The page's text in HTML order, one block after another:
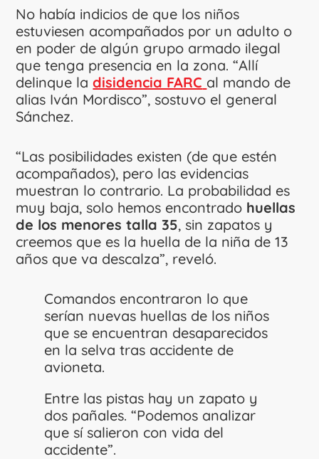
No había indicios de que los niños
estuviesen acompañados por un adulto o
en poder de algún grupo armado ilegal
que tenga presencia en la zona. “Allí
delinque ladisidencia FARC al mando de
alias Iván Mordisco”, sostuvo el general
Sánchez.
“Las posibilidades existen (de que estén
acompañados), pero las evidencias
muestran lo contrario. La probabilidad es
muy baja, solo hemos encontrado huellas
de los menores talla 35, sin zapatos y
creemos que es la huella de la niña de 13
años que va descalza”, reveló.
Comandos encontraron lo que
serían nuevas huellas de los niños
que se encuentran desaparecidos
en la selva tras accidente de
avioneta.
Entre las pistas hay un zapato y
dos pañales. “Podemos analizar
que sí salieron con vida del
accidente”.